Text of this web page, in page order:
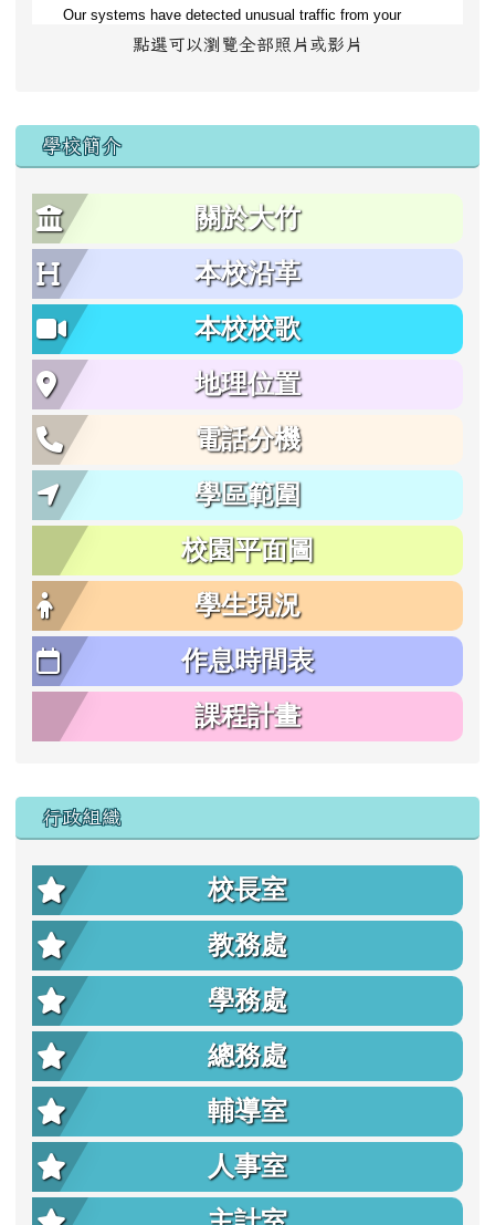
點選可以瀏覽全部照片或影片
學校簡介
關於大竹
本校沿革
本校校歌
地理位置
電話分機
學區範圍
校園平面圖
學生現況
作息時間表
課程計畫
行政組織
校長室
教務處
學務處
總務處
輔導室
人事室